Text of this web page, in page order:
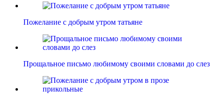
Пожелание с добрым утром татьяне
Прощальное письмо любимому своими словами до слез